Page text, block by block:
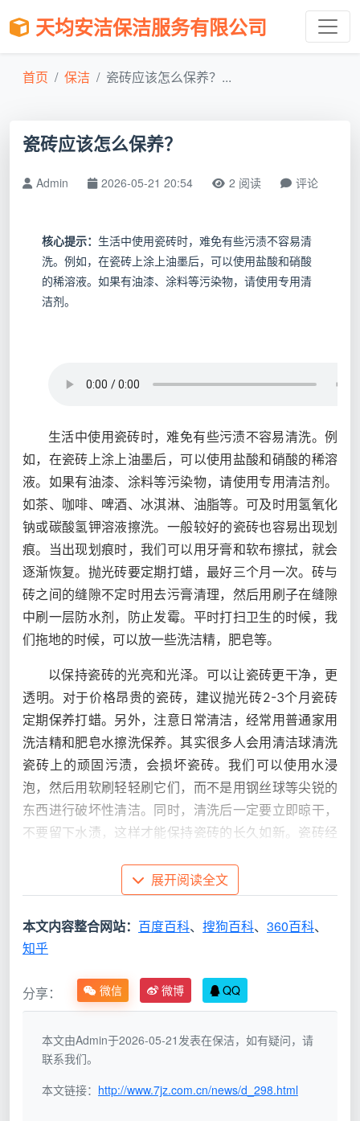
天均安洁保洁服务有限公司
首页 保洁 瓷砖应该怎么保养？...
瓷砖应该怎么保养？
Admin 2026-05-21 20:54 2 阅读 评论
核心提示： 生活中使用瓷砖时，难免有些污渍不容易清
洗。例如，在瓷砖上涂上油墨后，可以使用盐酸和硝酸
的稀溶液。如果有油漆、涂料等污染物，请使用专用清
洁剂。
生活中使用瓷砖时，难免有些污渍不容易清洗。例
如，在瓷砖上涂上油墨后，可以使用盐酸和硝酸的稀溶
液。如果有油漆、涂料等污染物，请使用专用清洁剂。
如茶、咖啡、啤酒、冰淇淋、油脂等。可及时用氢氧化
钠或碳酸氢钾溶液擦洗。一般较好的瓷砖也容易出现划
痕。当出现划痕时，我们可以用牙膏和软布擦拭，就会
逐渐恢复。抛光砖要定期打蜡，最好三个月一次。砖与
砖之间的缝隙不定时用去污膏清理，然后用刷子在缝隙
中刷一层防水剂，防止发霉。平时打扫卫生的时候，我
们拖地的时候，可以放一些洗洁精，肥皂等。
以保持瓷砖的光亮和光泽。可以让瓷砖更干净，更
透明。对于价格昂贵的瓷砖，建议抛光砖2-3个月瓷砖
定期保养打蜡。另外，注意日常清洁，经常用普通家用
洗洁精和肥皂水擦洗保养。其实很多人会用清洁球清洗
瓷砖上的顽固污渍，会损坏瓷砖。我们可以使用水浸
泡，然后用软刷轻轻刷它们，而不是用钢丝球等尖锐的
东西进行破坏性清洁。同时，清洗后一定要立即晾干，
不要留下水渍，这样才能保持瓷砖的长久如新。瓷砖经
接缝处，更容易藏污纳垢。为了保持瓷面的清洁，又不
损伤瓷面的强光，可以使用多功能去污膏进行清洁。瓷
砖缝隙处，先用牙刷沾一点去污膏去除污垢，再用毛刷
在缝隙处涂防水剂，这样既能防止渗水又能防止霉菌滋
展开阅读全文
本文内容整合网站： 百度百科、 搜狗百科、 360百科、
知乎
分享： 微信 微博 QQ
本文由Admin于2026-05-21发表在保洁，如有疑问，请
联系我们。
本文链接： http://www.7jz.com.cn/news/d_298.html